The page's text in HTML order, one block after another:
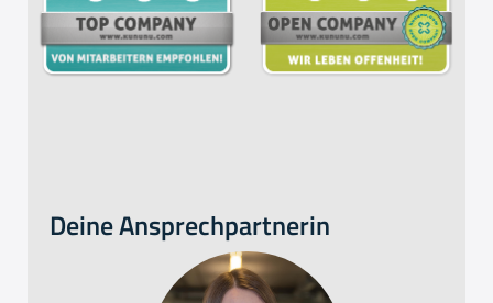
Deine Ansprechpartnerin